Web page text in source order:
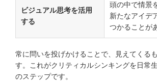
ビジュアル思考を活用
する
頭の中で情景
新たなアイデ
つかることが
常に問いを投げかけることで、見えてくる
す。これがクリティカルシンキングを日常
のステップです。